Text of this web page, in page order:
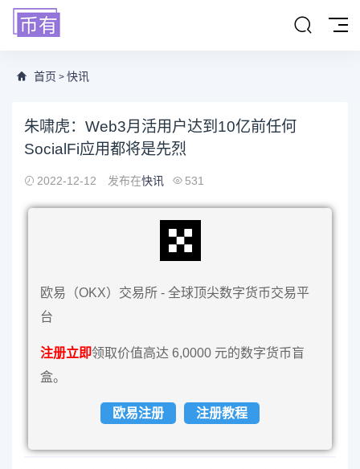
首页 > 快讯
朱啸虎：Web3月活用户达到10亿前任何
SocialFi应用都将是先烈
2022-12-12 发布在快讯 531
欧易（OKX）交易所 - 全球顶尖数字货币交易平
台
注册立即领取价值高达 6,0000 元的数字货币盲
盒。
欧易注册 注册教程